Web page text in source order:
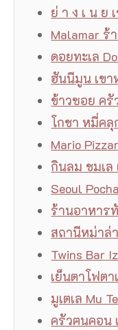
ย่ า ง เ น ย
Malamar ร้
ดอยทะเล
ฮันนีมูน เขา
ข้าวซอย ครั
โกชา หมี่ค
Mario
กินลม ชมเล
Seoul
ร้านอาหาร
สถานีหม่าล่
Twins Bar
เย็นตาโฟตา
มูเตเล Mu
ครัวฅนคอน